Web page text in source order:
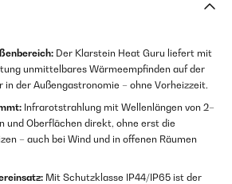
Der Klarstein Heat Guru liefert mit
unmittelbares Wärmeempfinden auf der
in der Außengastronomie – ohne Vorheizzeit.
Infrarotstrahlung mit Wellenlängen von 2–
und Oberflächen direkt, ohne erst die
– auch bei Wind und in offenen Räumen
Mit Schutzklasse IP44/IP65 ist der